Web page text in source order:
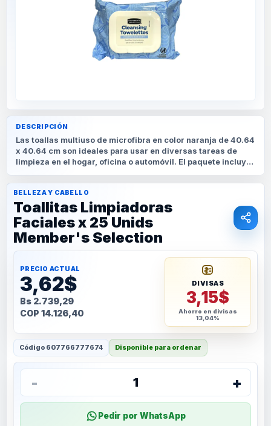
DESCRIPCIÓN
Las toallas multiuso de microfibra en color naranja de 40.64
x 40.64 cm son ideales para usar en diversas tareas de
limpieza en el hogar, oficina o automóvil. El paquete incluye
BELLEZA Y CABELLO
Toallitas Limpiadoras
Faciales x 25 Unids
Member's Selection
PRECIO ACTUAL
3,62$
Bs 2.739,29
COP 14.126,40
DIVISAS
3,15$
Ahorro en divisas
13,04%
Código 607766777674 Disponible para ordenar
- 1 +
Pedir por WhatsApp